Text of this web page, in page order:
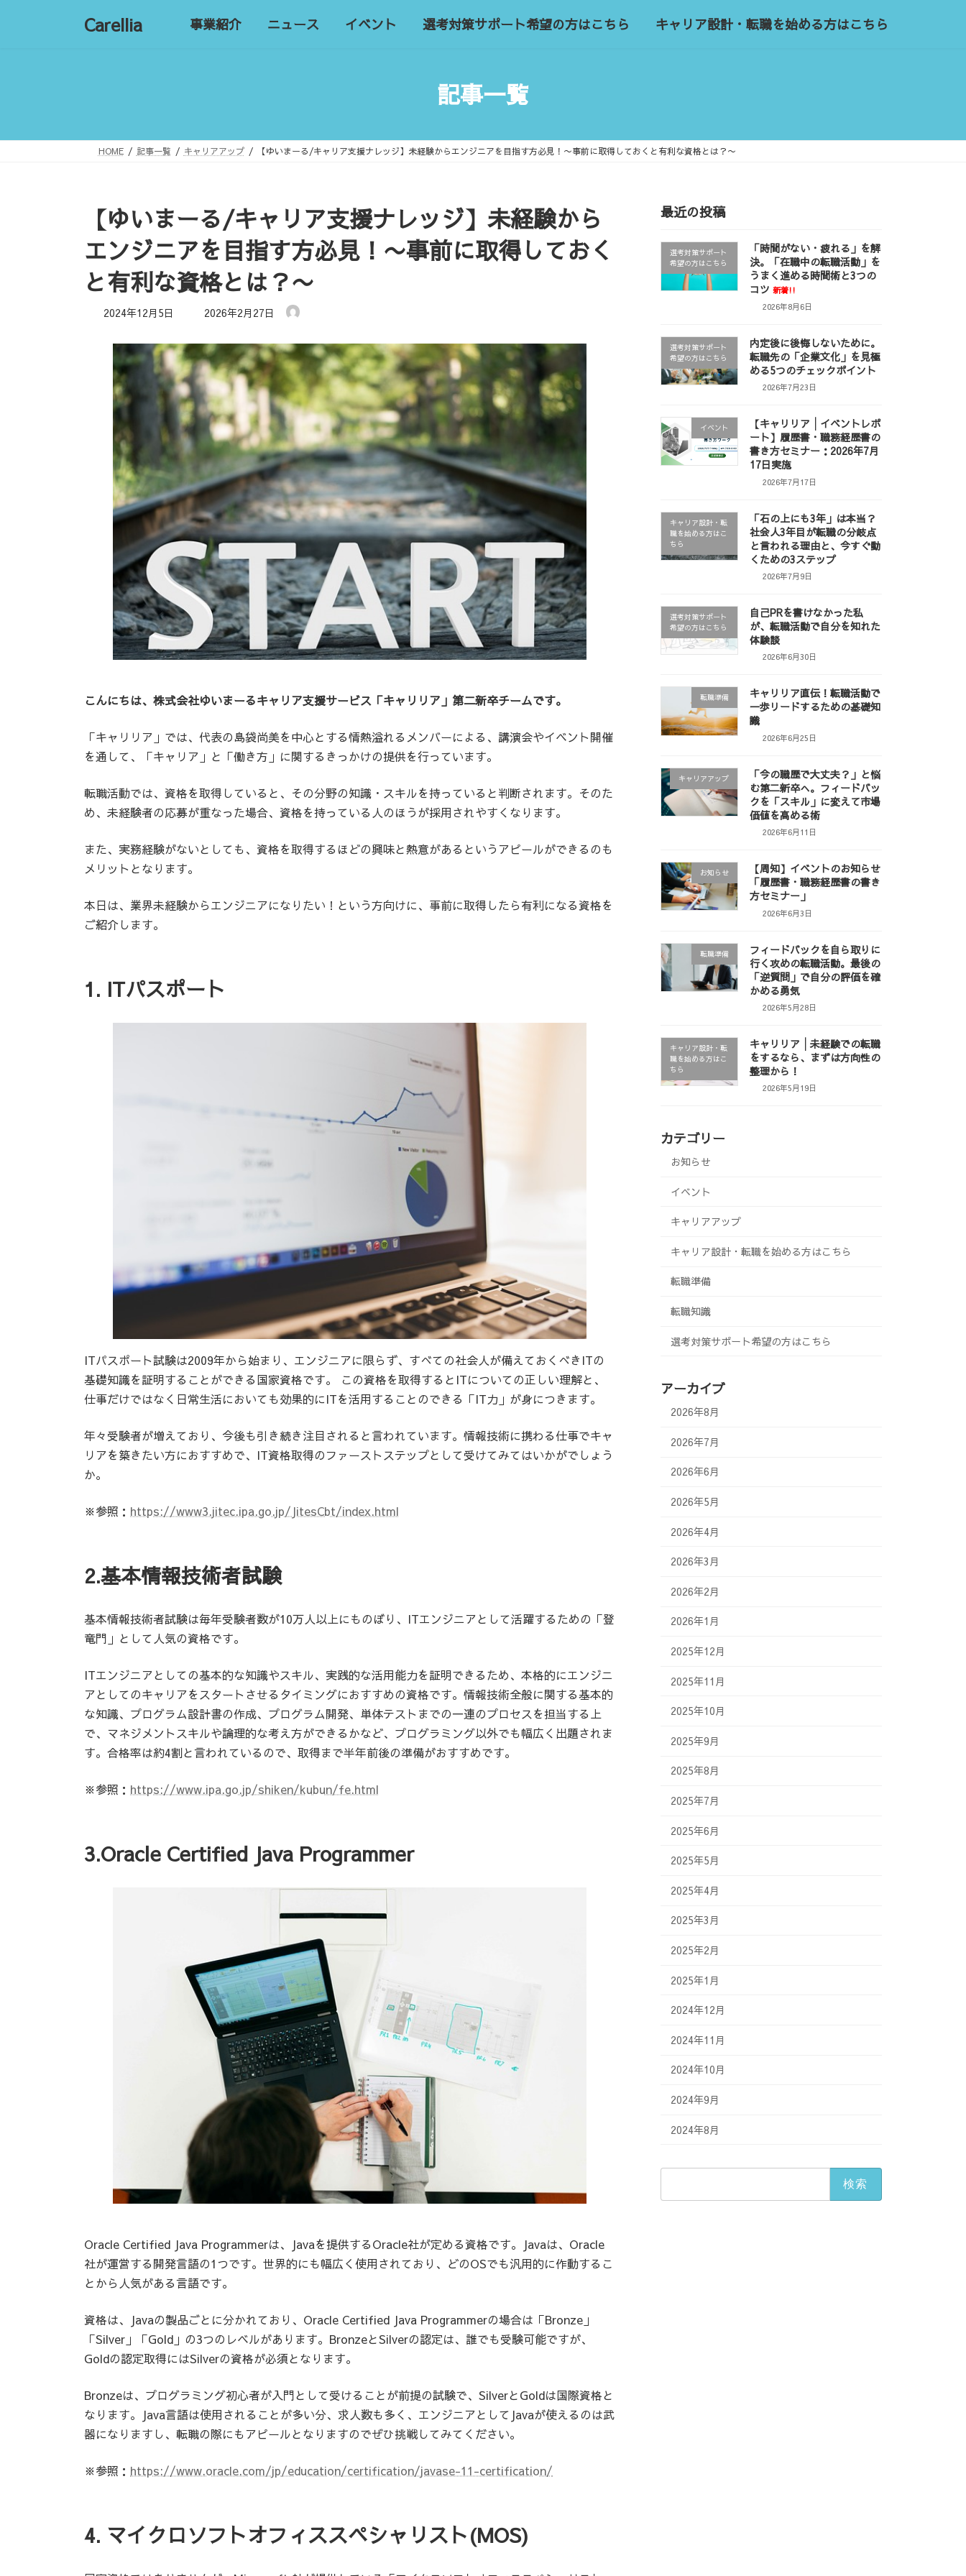
ッ
移
Carellia 事業紹介 ニュース イベント 選考対策サポート希望の方はこちら キャリア設計・転職を始める方はこちら
記事一覧
HOME 記事一覧 キャリアアップ 【ゆいまーる/キャリア支援ナレッジ】未経験からエンジニアを目指す方必見！〜事前に取得しておくと有利な資格とは？〜
【ゆいまーる/キャリア支援ナレッジ】未経験から
エンジニアを目指す方必見！〜事前に取得しておく
と有利な資格とは？〜
2024年12月5日
最
新
日
時
:
2026年2月27日
こんにちは、株式会社ゆいまーるキャリア支援サービス「キャリリア」第二新卒チームです。
「キャリリア」では、代表の島袋尚美を中心とする情熱溢れるメンバーによる、講演会やイベント開催
を通して、「キャリア」と「働き方」に関するきっかけの提供を行っています。
転職活動では、資格を取得していると、その分野の知識・スキルを持っていると判断されます。そのた
め、未経験者の応募が重なった場合、資格を持っている人のほうが採用されやすくなります。
また、実務経験がないとしても、資格を取得するほどの興味と熱意があるというアピールができるのも
メリットとなります。
本日は、業界未経験からエンジニアになりたい！という方向けに、事前に取得したら有利になる資格を
ご紹介します。
1. ITパスポート
ITパスポート試験は2009年から始まり、エンジニアに限らず、すべての社会人が備えておくべきITの
基礎知識を証明することができる国家資格です。 この資格を取得するとITについての正しい理解と、
仕事だけではなく日常生活においても効果的にITを活用することのできる「IT力」が身につきます。
年々受験者が増えており、今後も引き続き注目されると言われています。情報技術に携わる仕事でキャ
リアを築きたい方におすすめで、IT資格取得のファーストステップとして受けてみてはいかがでしょう
か。
※参照： https://www3.jitec.ipa.go.jp/JitesCbt/index.html
2.基本情報技術者試験
基本情報技術者試験は毎年受験者数が10万人以上にものぼり、ITエンジニアとして活躍するための「登
竜門」として人気の資格です。
ITエンジニアとしての基本的な知識やスキル、実践的な活用能力を証明できるため、本格的にエンジニ
アとしてのキャリアをスタートさせるタイミングにおすすめの資格です。情報技術全般に関する基本的
な知識、プログラム設計書の作成、プログラム開発、単体テストまでの一連のプロセスを担当する上
で、マネジメントスキルや論理的な考え方ができるかなど、プログラミング以外でも幅広く出題されま
す。合格率は約4割と言われているので、取得まで半年前後の準備がおすすめです。
※参照： https://www.ipa.go.jp/shiken/kubun/fe.html
3.Oracle Certified Java Programmer
Oracle Certified Java Programmerは、Javaを提供するOracle社が定める資格です。Javaは、Oracle
社が運営する開発言語の1つです。世界的にも幅広く使用されており、どのOSでも汎用的に作動するこ
とから人気がある言語です。
資格は、Javaの製品ごとに分かれており、Oracle Certified Java Programmerの場合は「Bronze」
「Silver」「Gold」の3つのレベルがあります。BronzeとSilverの認定は、誰でも受験可能ですが、
Goldの認定取得にはSilverの資格が必須となります。
Bronzeは、プログラミング初心者が入門として受けることが前提の試験で、SilverとGoldは国際資格と
なります。Java言語は使用されることが多い分、求人数も多く、エンジニアとしてJavaが使えるのは武
器になりますし、転職の際にもアピールとなりますのでぜひ挑戦してみてください。
※参照： https://www.oracle.com/jp/education/certification/javase-11-certification/
4. マイクロソフトオフィススペシャリスト(MOS)
最近の投稿
選考対策サポート
希望の方はこちら
「時間がない・疲れる」を解
決。「在職中の転職活動」を
うまく進める時間術と3つの
コツ 新着!!
2026年8月6日
選考対策サポート
希望の方はこちら
内定後に後悔しないために。
転職先の「企業文化」を見極
める5つのチェックポイント
2026年7月23日
イベント
【キャリリア│イベントレポ
ート】履歴書・職務経歴書の
書き方セミナー：2026年7月
17日実施
2026年7月17日
キャリア設計・転
職を始める方はこ
ちら
「石の上にも3年」は本当？
社会人3年目が転職の分岐点
と言われる理由と、今すぐ動
くための3ステップ
2026年7月9日
選考対策サポート
希望の方はこちら
自己PRを書けなかった私
が、転職活動で自分を知れた
体験談
2026年6月30日
転職準備
キャリリア直伝！転職活動で
一歩リードするための基礎知
識
2026年6月25日
キャリアアップ
「今の職歴で大丈夫？」と悩
む第二新卒へ。フィードバッ
クを「スキル」に変えて市場
価値を高める術
2026年6月11日
お知らせ
【周知】イベントのお知らせ
「履歴書・職務経歴書の書き
方セミナー」
2026年6月3日
転職準備
フィードバックを自ら取りに
行く攻めの転職活動。最後の
「逆質問」で自分の評価を確
かめる勇気
2026年5月28日
キャリア設計・転
職を始める方はこ
ちら
キャリリア│未経験での転職
をするなら、まずは方向性の
整理から！
2026年5月19日
カテゴリー
お知らせ
イベント
キャリアアップ
キャリア設計・転職を始める方はこちら
転職準備
転職知識
選考対策サポート希望の方はこちら
アーカイブ
2026年8月
2026年7月
2026年6月
2026年5月
2026年4月
2026年3月
2026年2月
2026年1月
2025年12月
2025年11月
2025年10月
2025年9月
2025年8月
2025年7月
2025年6月
2025年5月
2025年4月
2025年3月
2025年2月
2025年1月
2024年12月
2024年11月
2024年10月
2024年9月
2024年8月